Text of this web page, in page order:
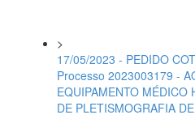
>
17/05/2023 - PEDIDO
Processo 2023003179 -
EQUIPAMENTO MÉDICO
DE PLETISMOGRAFIA